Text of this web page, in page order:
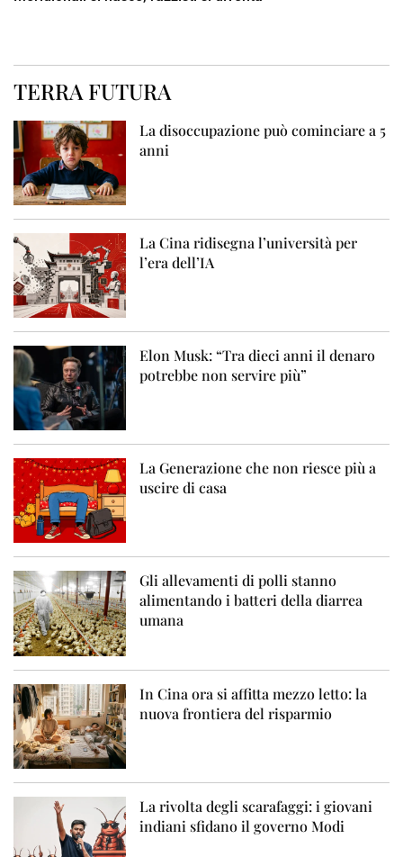
TERRA FUTURA
La disoccupazione può cominciare a 5
anni
La Cina ridisegna l’università per
l’era dell’IA
Elon Musk: “Tra dieci anni il denaro
potrebbe non servire più”
La Generazione che non riesce più a
uscire di casa
Gli allevamenti di polli stanno
alimentando i batteri della diarrea
umana
In Cina ora si affitta mezzo letto: la
nuova frontiera del risparmio
La rivolta degli scarafaggi: i giovani
indiani sfidano il governo Modi